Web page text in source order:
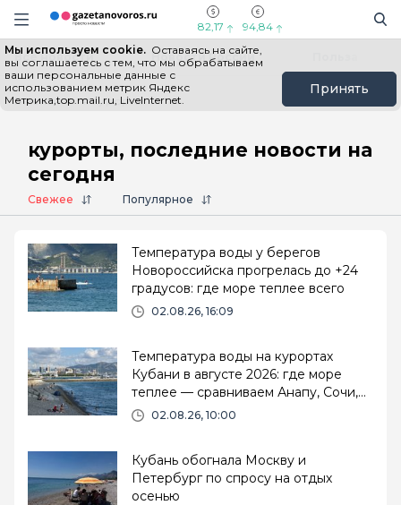
Информационный портал "ГазетаНоворос.ру"
Навигация сайта
82,17 94,84
Мы используем cookie. Оставаясь на сайте,
вы соглашаетесь с тем, что мы обрабатываем
ваши персональные данные с
использованием метрик Яндекс
Метрика,top.mail.ru, LiveInternet.
Принять
Все новости Новости России
Главная # курорты
курорты, последние новости на
сегодня
Свежее Популярное
Температура воды у берегов
Новороссийска прогрелась до +24
градусов: где море теплее всего
02.08.26, 16:09
Температура воды на курортах
Кубани в августе 2026: где море
теплее — сравниваем Анапу, Сочи,
Геленджик и Ейск
02.08.26, 10:00
Кубань обогнала Москву и
Петербург по спросу на отдых
осенью